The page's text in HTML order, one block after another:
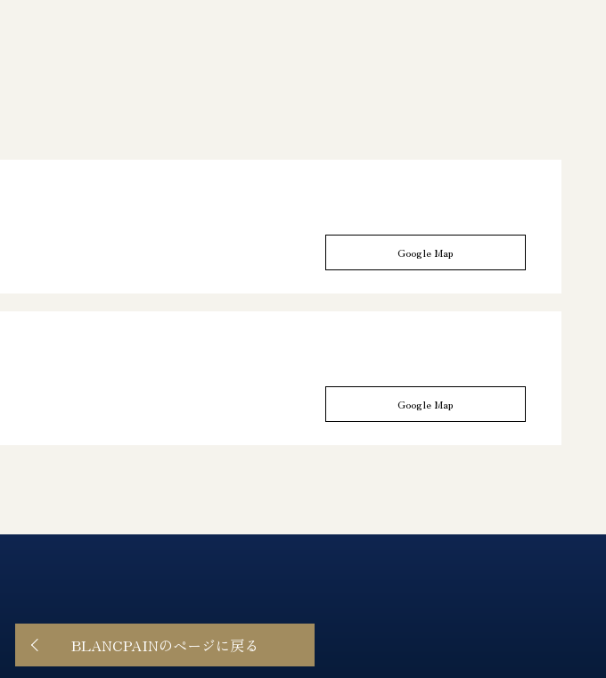
Google Map
Google Map
BLANCPAINのページに戻る